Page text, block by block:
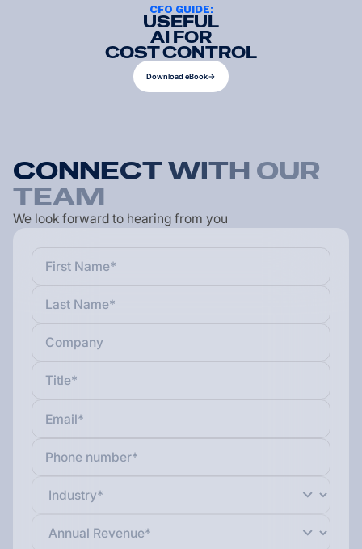
CFO GUIDE:
USEFUL
AI FOR
COST CONTROL
DownloadeBook
CONNECTWITH OUR
TEAM
We look forward to hearing from you